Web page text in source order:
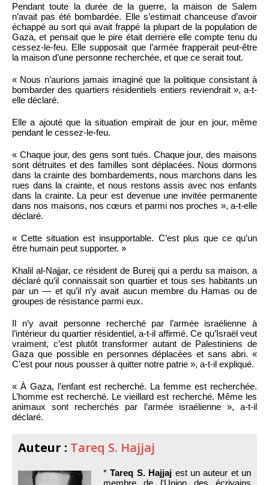
Pendant toute la durée de la guerre, la maison de Salem
n’avait pas été bombardée. Elle s’estimait chanceuse d’avoir
échappé au sort qui avait frappé la plupart de la population de
Gaza, et pensait que le pire était derrière elle compte tenu du
cessez-le-feu. Elle supposait que l’armée frapperait peut-être
la maison d’une personne recherchée, et que ce serait tout.
« Nous n’aurions jamais imaginé que la politique consistant à
bombarder des quartiers résidentiels entiers reviendrait », a-t-
elle déclaré.
Elle a ajouté que la situation empirait de jour en jour, même
pendant le cessez-le-feu.
« Chaque jour, des gens sont tués. Chaque jour, des maisons
sont détruites et des familles sont déplacées. Nous dormons
dans la crainte des bombardements, nous marchons dans les
rues dans la crainte, et nous restons assis avec nos enfants
dans la crainte. La peur est devenue une invitée permanente
dans nos maisons, nos cœurs et parmi nos proches », a-t-elle
déclaré.
« Cette situation est insupportable. C’est plus que ce qu’un
être humain peut supporter. »
Khalil al-Najjar, ce résident de Bureij qui a perdu sa maison, a
déclaré qu’il connaissait son quartier et tous ses habitants un
par un — et qu’il n’y avait aucun membre du Hamas ou de
groupes de résistance parmi eux.
Il n’y avait personne recherché par l’armée israélienne à
l’intérieur du quartier résidentiel, a-t-il affirmé. Ce qu’Israël veut
vraiment, c’est plutôt transformer autant de Palestiniens de
Gaza que possible en personnes déplacées et sans abri. «
C’est pour nous pousser à quitter notre patrie », a-t-il expliqué.
« À Gaza, l’enfant est recherché. La femme est recherchée.
L’homme est recherché. Le vieillard est recherché. Même les
animaux sont recherchés par l’armée israélienne », a-t-il
déclaré.
Auteur : Tareq S. Hajjaj
*Tareq S. Hajjaj est un auteur et un
membre de l'Union des écrivains